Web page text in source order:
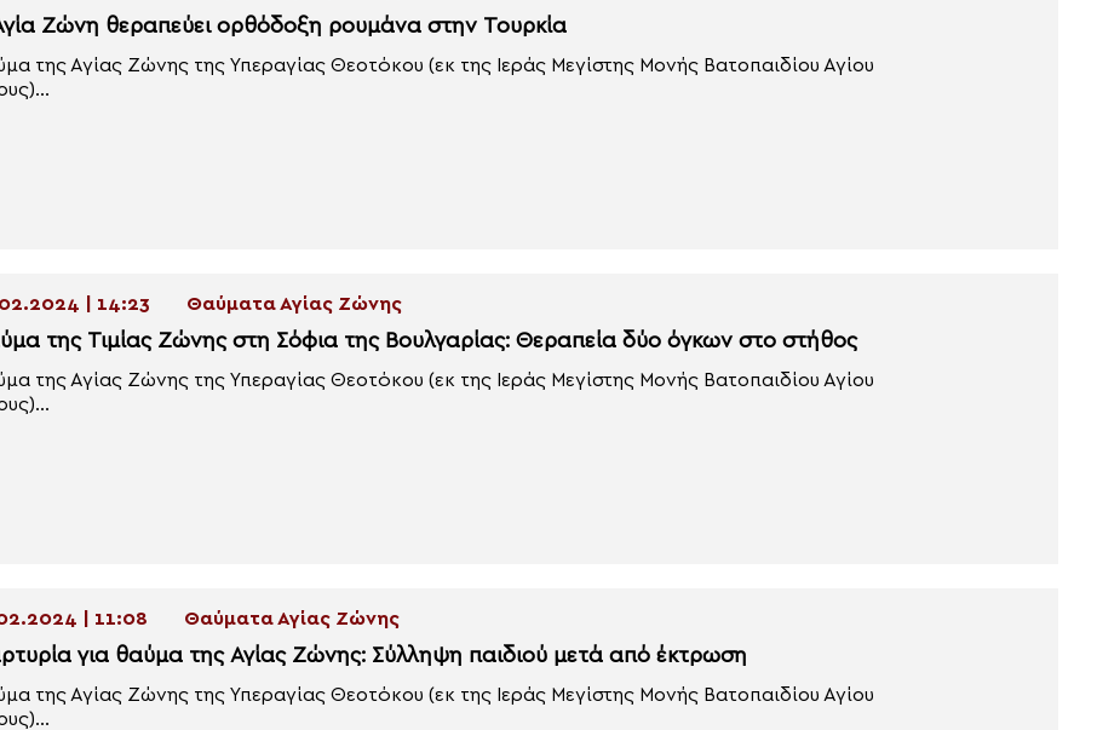
Ζώνη θεραπεύει ορθόδοξη ρουμάνα στην Τουρκία
της Αγίας Ζώνης της Υπεραγίας Θεοτόκου (εκ της Ιεράς Μεγίστης Μονής Βατοπαιδίου Αγίου
| 14:23 Θαύματα Αγίας Ζώνης
της Τιμίας Ζώνης στη Σόφια της Βουλγαρίας: Θεραπεία δύο όγκων στο στήθος
της Αγίας Ζώνης της Υπεραγίας Θεοτόκου (εκ της Ιεράς Μεγίστης Μονής Βατοπαιδίου Αγίου
| 11:08 Θαύματα Αγίας Ζώνης
για θαύμα της Αγίας Ζώνης: Σύλληψη παιδιού μετά από έκτρωση
της Αγίας Ζώνης της Υπεραγίας Θεοτόκου (εκ της Ιεράς Μεγίστης Μονής Βατοπαιδίου Αγίου